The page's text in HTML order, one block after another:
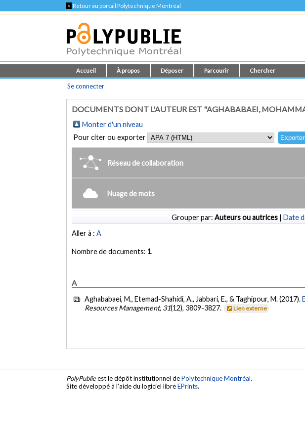
< Retour au portail Polytechnique Montréal
Accueil À propos Déposer Parcourir Chercher
Se connecter
DOCUMENTS DONT L'AUTEUR EST "AGHABABAEI,
Monter d'un niveau
Pour citer ou exporter
Réseau de collaboration
Nuage de mots
Grouper par: Auteurs ou autrices | Date
Aller à :A
Nombre de documents: 1
A
Aghababaei, M., Etemad-Shahidi, A., Jabbari, E., & Taghipour, M. (2017).
Resources Management, 31(12), 3809-3827. Lien externe
PolyPublieest le dépôt institutionnel dePolytechnique Montréal.
Site développé à l'aide du logiciel libreEPrints.